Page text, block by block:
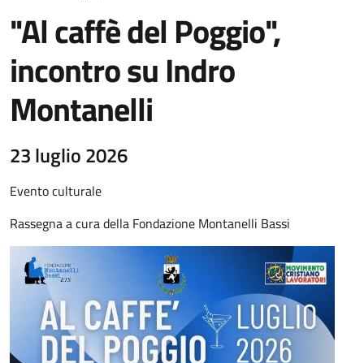
"Al caffè del Poggio",
incontro su Indro
Montanelli
23 luglio 2026
Evento culturale
Rassegna a cura della Fondazione Montanelli Bassi